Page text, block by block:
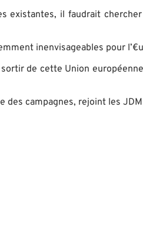
existantes, il faudrait
inenvisageables pour
de cette Union
des campagnes, rejoint les